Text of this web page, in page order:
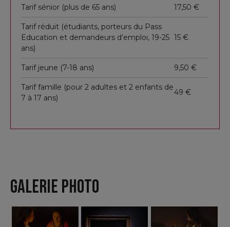
Sublimer
l’ordinaire et les
figures
marginales
genre, Georges de La Tour est surtout reconnu
intensité spirituelleremarquable sous leur
apparente simplicité.
Tarif sénior (plus de 65 ans) 17,50 €
Tarif réduit (étudiants, porteurs du Pass
Education et demandeurs d’emploi, 19-25
ans)
15 €
Tarif jeune (7-18 ans) 9,50 €
Tarif famille (pour 2 adultes et 2 enfants de
7 à 17 ans)
49 €
GALERIE PHOTO